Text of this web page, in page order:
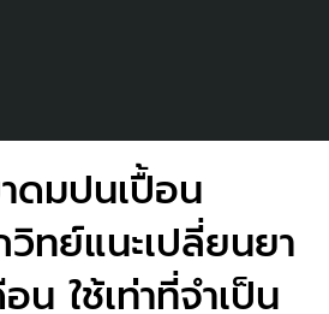
ดมปนเปื้อน
ทย์แนะเปลี่ยนยา
น ใช้เท่าที่จำเป็น